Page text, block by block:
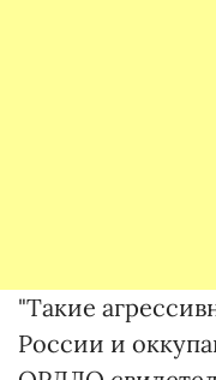
"Такие
России и